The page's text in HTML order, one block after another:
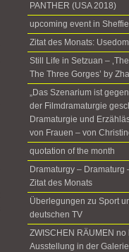
PANTHER (USA 2018)
upcoming event in
Zitat des Monats:
Still Life in Setzuan –
The Three Gorges’ by
„Das Szenarium ist
der Filmdramaturgie
Dramaturgie und
von Frauen – von
quotation of the month
Dramaturgy – Dramaturg
Zitat des Monats
Überlegungen zu Sport
deutschen TV
ZWISCHEN RÄUMEN
Ausstellung in der